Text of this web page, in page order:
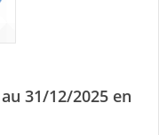
31/12/2025 en